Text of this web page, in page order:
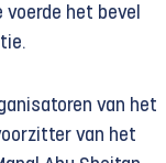
het bevel
van het
van het